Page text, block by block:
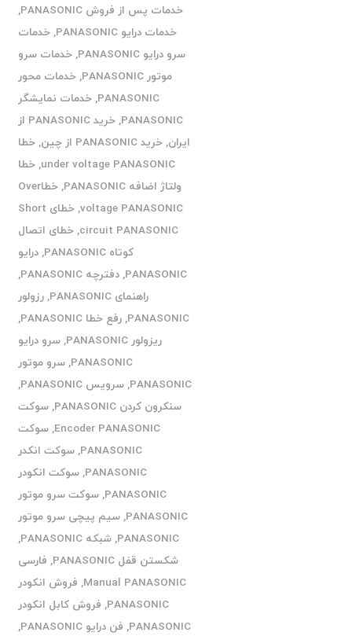
خدمات پس از فروش PANASONIC
,
خدمات درایو PANASONIC
,خدمات
سرو درایو PANASONIC
,خدمات سرو
موتور PANASONIC
,خدمات محور
PANASONIC
,خدمات نمایشگر
PANASONIC
,
خرید PANASONIC از
ایران,خرید PANASONIC از چین ,خطا
under voltage PANASONIC
,خطا
ولتاژ اضافه PANASONIC
,
خطاOver
voltage PANASONIC
,
خطای Short
circuit PANASONIC
,خطای اتصال
کوتاه PANASONIC
,درایو
PANASONIC
,دفترچه PANASONIC
,
راهنمای PANASONIC
,رزولور
PANASONIC
,رفع خطا PANASONIC
,
ریزولور PANASONIC
,سرو درایو
PANASONIC
,سرو موتور
PANASONIC
,سرویس PANASONIC
,
سنکرون کردن PANASONIC
,سوکت
Encoder PANASONIC
,سوکت
PANASONIC
,سوکت انکدر
PANASONIC
,سوکت انکودر
PANASONIC
,سوکت سرو موتور
PANASONIC
,سیم پیچی سرو موتور
PANASONIC
,شبکه PANASONIC
,
شکستن قفل PANASONIC
, فارسی
Manual PANASONIC
, فروش انکودر
PANASONIC
, فروش کابل انکودر
PANASONIC
, فن درایو PANASONIC
,